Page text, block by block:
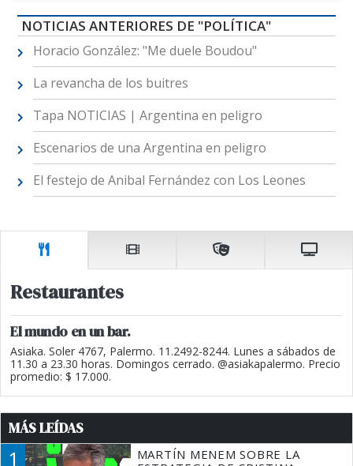
NOTICIAS ANTERIORES DE "POLÍTICA"
Horacio González: "Me duele Boudou"
La revancha de los buitres
Tapa NOTICIAS | Argentina en peligro
Escenarios de una Argentina en peligro
El festejo de Anibal Fernández con Los Leones
Restaurantes
El mundo en un bar.
Asiaka. Soler 4767, Palermo. 11.2492-8244. Lunes a sábados de
11.30 a 23.30 horas. Domingos cerrado. @asiakapalermo. Precio
promedio: $ 17.000.
MÁS LEÍDAS
1
MARTÍN MENEM SOBRE LA